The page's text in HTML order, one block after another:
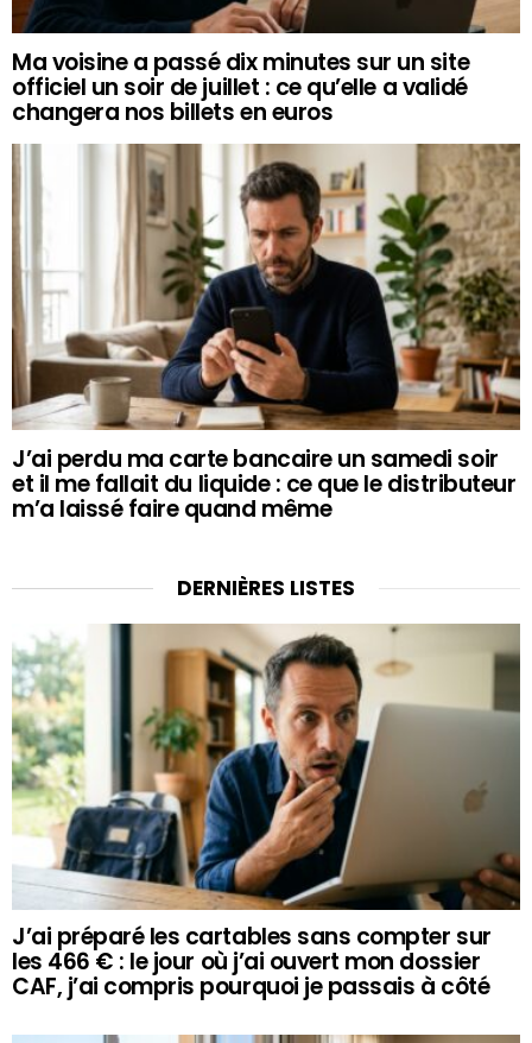
Ma voisine a passé dix minutes sur un site
officiel un soir de juillet : ce qu’elle a validé
changera nos billets en euros
J’ai perdu ma carte bancaire un samedi soir
et il me fallait du liquide : ce que le distributeur
m’a laissé faire quand même
DERNIÈRES LISTES
J’ai préparé les cartables sans compter sur
les 466 € : le jour où j’ai ouvert mon dossier
CAF, j’ai compris pourquoi je passais à côté